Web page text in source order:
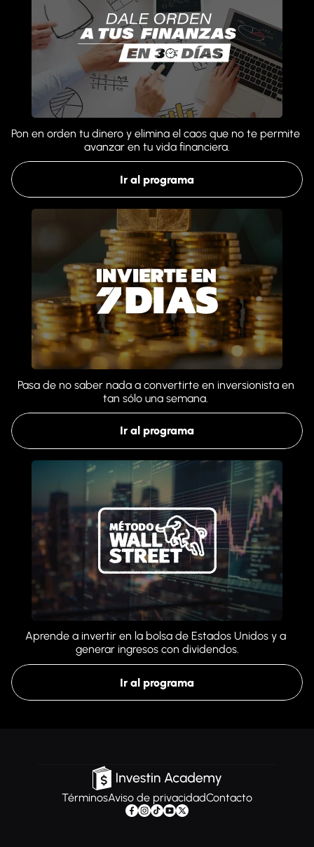
Ir al programa
Aprende a invertir en la bolsa de Estados Unidos y a
generar ingresos con dividendos.
Ir al programa
Pasa de no saber nada a convertirte en inversionista en
tan sólo una semana.
Ir al programa
Pon en orden tu dinero y elimina el caos que no te permite
avanzar en tu vida financiera.
TérminosAviso de privacidadContacto